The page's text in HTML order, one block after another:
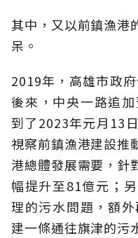
其中，又以前鎮漁港
呆。
2019年，高雄市政
後來，中央一路追
到了2023年元月13
視察前鎮漁港建設推
港總體發展需要，針
幅提升至81億元；
理的污水問題，額
建一條通往旗津的污